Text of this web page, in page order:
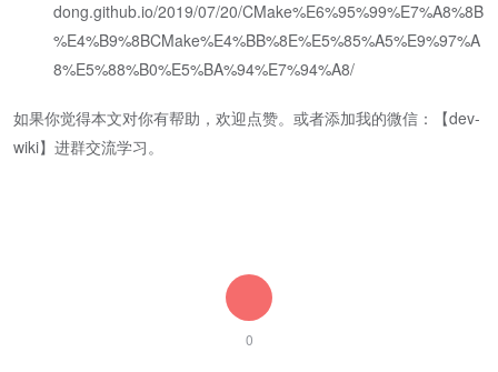
dong.github.io/2019/07/20/CMake%E6%95%99%E7%A8%8B
%E4%B9%8BCMake%E4%BB%8E%E5%85%A5%E9%97%A
8%E5%88%B0%E5%BA%94%E7%94%A8/
如果你觉得本文对你有帮助，欢迎点赞。或者添加我的微信：【dev-
wiki】进群交流学习。
0